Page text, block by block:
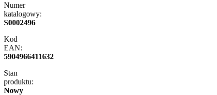
Numer
katalogowy:
S0002496
Kod
EAN:
5904966411632
Stan
produktu:
Nowy